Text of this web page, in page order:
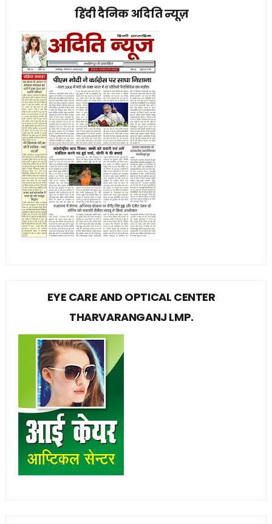
हिंदी दैनिक अदिति न्यूज़
EYE CARE AND OPTICAL CENTER
THARVARANGANJ LMP.